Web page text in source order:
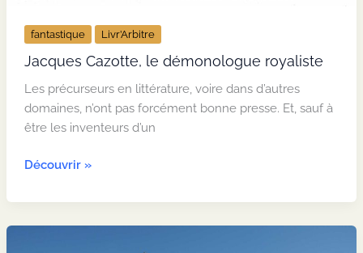
fantastique Livr’Arbitre
Jacques Cazotte, le démonologue royaliste
Les précurseurs en littérature, voire dans d’autres
domaines, n’ont pas forcément bonne presse. Et, sauf à
être les inventeurs d’un
Jacques Cazotte,
démonologue
Découvrir »